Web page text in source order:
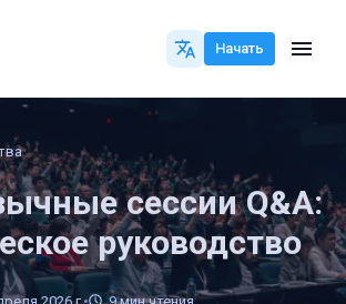
Начать
сессии Q&A:
руководство
2026 г. 9 мин чтения